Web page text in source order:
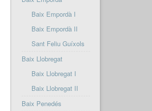
Baix Empordà I
Baix Empordà II
Sant Feliu Guíxols
Baix Llobregat
Baix Llobregat I
Baix Llobregat II
Baix Penedés